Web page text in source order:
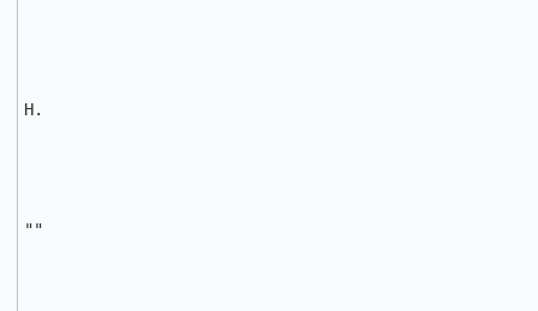
H.
""